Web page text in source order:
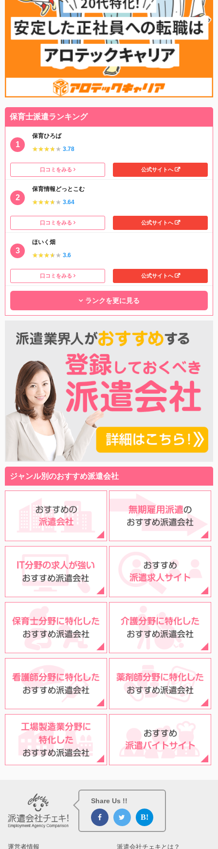
保育士派遣ランキング
保育ひろば
★★★★★
★★★★★ 3.78
口コミをみる 公式サイトへ
保育情報どっとこむ
★★★★★
★★★★★ 3.64
口コミをみる 公式サイトへ
ほいく畑
★★★★★
★★★★★ 3.6
口コミをみる 公式サイトへ
ランクを更に見る
ジャンル別のおすすめ派遣会社
Share Us !!
運営者情報 派遣会社チェキとは？